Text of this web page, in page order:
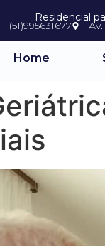
Residencial
(51)995631677
Home